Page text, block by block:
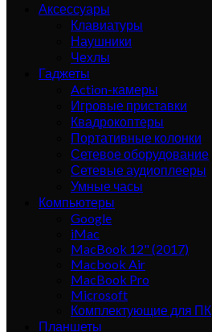
Аксессуары
Клавиатуры
Наушники
Чехлы
Гаджеты
Action-камеры
Игровые приставки
Квадрокоптеры
Портативные колонки
Сетевое оборудование
Сетевые аудиоплееры
Умные часы
Компьютеры
Google
iMac
MacBook 12" (2017)
Macbook Air
MacBook Pro
Microsoft
Комплектующие для ПК
Планшеты